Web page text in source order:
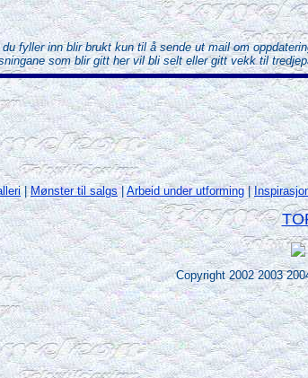
fyller inn blir brukt kun til å sende ut mail om
som blir gitt her vil bli selt eller gitt vekk til
|Mønster til salgs|Arbeid under utforming|
Copyright 2002 2003